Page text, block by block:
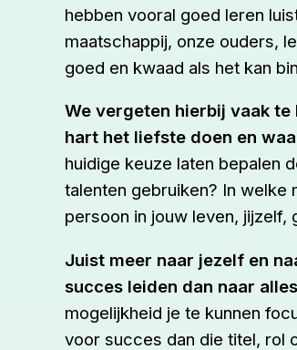
hebben vooral goed leren
maatschappij, onze ouders,
goed en kwaad als het kan
We vergeten hierbij vaak
hart het liefste doen en
huidige keuze laten bepalen
talenten gebruiken? In welke
persoon in jouw leven, jijzelf,
Juist meer naar jezelf en
succes leiden dan naar
mogelijkheid je te kunnen
voor succes dan die titel, rol